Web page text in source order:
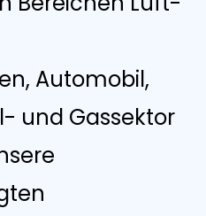
Automobil,
und Gassektor